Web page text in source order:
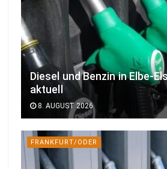
Diesel und Benzin in Elbe-
aktuell
8. AUGUST 2026
FRANKFURT/ODER